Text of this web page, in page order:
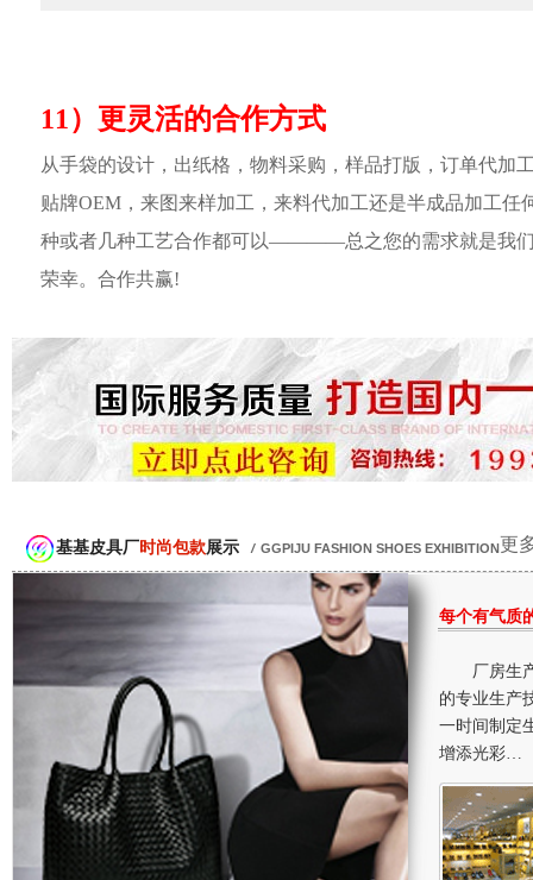
11）更灵活的合作方式
从手袋的设计，出纸格，物料采购，样品打版，订单代加
贴牌OEM，来图来样加工，来料代加工还是半成品加工任
种或者几种工艺合作都可以————总之您的需求就是我
荣幸。合作共赢!
更
基基皮具厂时尚包款展示 / GGPIJU FASHION SHOES EXHIBITION
每个有气质
厂房生
的专业生产
一时间制定
增添光彩…